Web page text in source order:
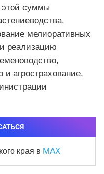
этой суммы
мелиоративных
реализацию
и агрострахование,
края в MAX